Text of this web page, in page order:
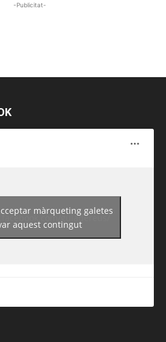
-Publicitat-
guiadereus/
màrqueting galetes
aquest contingut